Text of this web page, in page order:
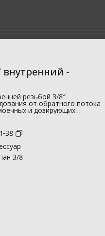
моек высокого давления
-
резьбой 3/8″
от обратного потока
и дозирующих
в профессиональных
химии.
и смешивание сред,
оборудования.
;
системами;
3/8